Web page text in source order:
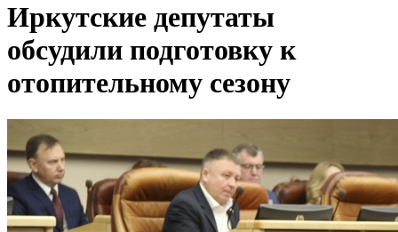
Иркутские депутаты
обсудили подготовку к
отопительному сезону